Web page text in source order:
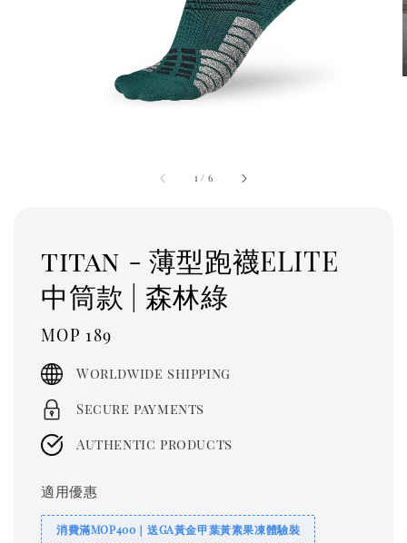
1 / 6
titan - 薄型跑襪ELITE
中筒款 | 森林綠
Regular
price
MOP 189
Worldwide shipping
Secure payments
Authentic products
適用優惠
消費滿MOP400｜送GA黃金甲葉黃素果凍體驗裝